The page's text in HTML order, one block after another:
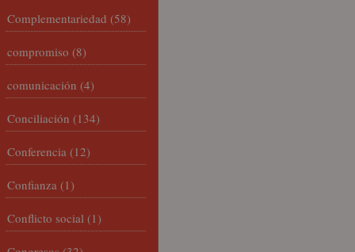
Complementariedad (58)
compromiso (8)
comunicación (4)
Conciliación (134)
Conferencia (12)
Confianza (1)
Conflicto social (1)